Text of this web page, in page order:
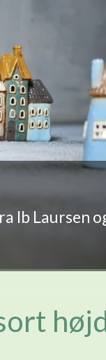
Ib Laursen